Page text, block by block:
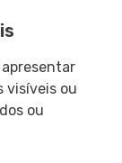
visíveis ou
ou